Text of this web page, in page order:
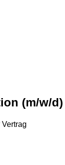
(m/w/d)